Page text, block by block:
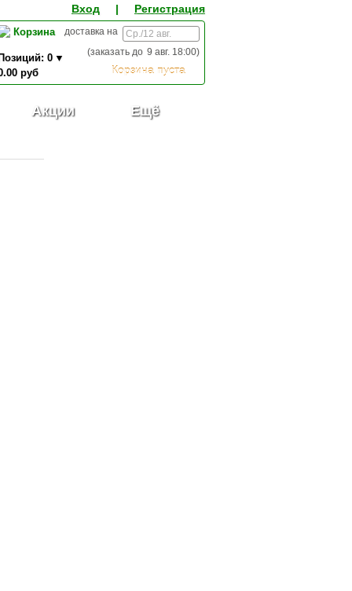
Вход | Регистрация
Корзина
Корзина пуста
доставка на
)
9 авг. 18:00
(заказать до
0
руб
0,00
Акции Ещё